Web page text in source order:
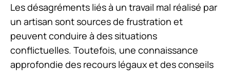
Les désagréments liés à un travail mal réalisé par
un artisan sont sources de frustration et
peuvent conduire à des situations
conflictuelles. Toutefois, une connaissance
approfondie des recours légaux et des conseils